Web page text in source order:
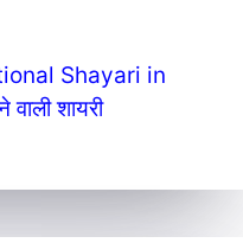
Shayari in
शायरी